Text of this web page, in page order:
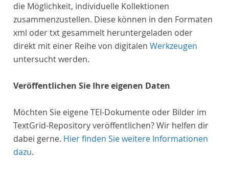
die Möglichkeit, individuelle Kollektionen
zusammenzustellen. Diese können in den Formaten
xml oder txt gesammelt heruntergeladen oder
direkt mit einer Reihe von digitalen Werkzeugen
untersucht werden.
Veröffentlichen Sie Ihre eigenen Daten
Möchten Sie eigene TEI-Dokumente oder Bilder im
TextGrid-Repository veröffentlichen? Wir helfen dir
dabei gerne. Hier finden Sie weitere Informationen
dazu.